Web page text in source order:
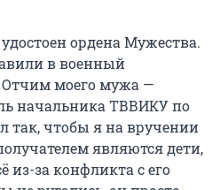
ордена Мужества.
в военный
моего мужа —
начальника ТВВИКУ по
так, чтобы я на вручении
являются дети,
из-за конфликта с его